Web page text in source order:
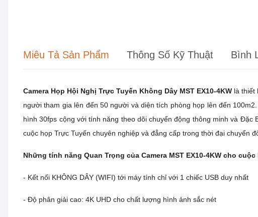
Miêu Tả Sản Phẩm Thông Số Kỹ Thuật Bình
Camera Họp Hội Nghị Trực Tuyến Không Dây MST EX10-4KW là thiết
người tham gia lên đến 50 người và diện tích phòng họp lên đến
hình 30fps cộng với tính năng theo dõi chuyển động thông minh và Đặc
cuộc họp Trực Tuyến chuyên nghiệp và đẳng cấp trong thời đại chuyển
Những tính năng Quan Trọng của Camera MST EX10-4KW cho
- Kết nối KHÔNG DÂY (WIFI) tới máy tính chỉ với 1 chiếc USB duy nhất
- Độ phân giải cao: 4K UHD cho chất lượng hình ảnh sắc nét